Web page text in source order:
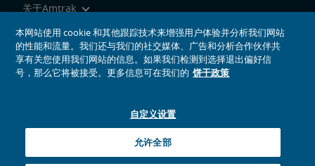
关于Amtrak
乘坐Amtrak列车旅行
网站工具
Amtrak的Facebook主页将在新窗口中打开
Amtrak的Twitter主页将在新窗口中打开
Amtrak的Instagram主页将在新窗口中打开
Amtrak的Linkedin主页将在新窗口中打开
Amtrak的YouTube主页将在新窗口中打开
Pinterest将在新窗口中打开
本网站使用 cookie 和其他跟踪技术来增强用户体验并分析我们网站
的性能和流量。我们还与我们的社交媒体、广告和分析合作伙伴共
享有关您使用我们网站的信息。如果我们检测到选择退出偏好信
号，那么它将被接受。更多信息可在我们的 饼干政策
自定义设置
允许全部